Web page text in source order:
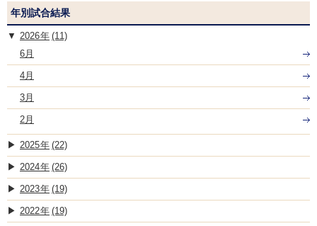
年別試合結果
2026
(11)
6月
4月
3月
2月
2025 (22)
2024 (26)
2023 (19)
2022 (19)